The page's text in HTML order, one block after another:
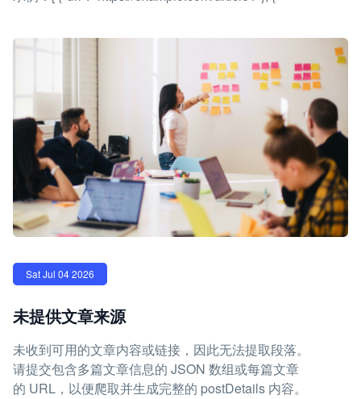
Sat Jul 04 2026
未提供文章来源
未收到可用的文章内容或链接，因此无法提取段落。
请提交包含多篇文章信息的 JSON 数组或每篇文章
的 URL，以便爬取并生成完整的 postDetails 内容。